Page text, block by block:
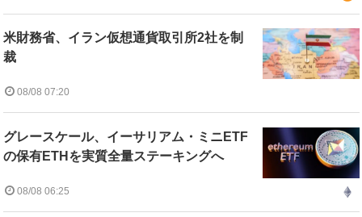
米財務省、イラン仮想通貨取引所2社を制
裁
08/08 07:20
グレースケール、イーサリアム・ミニETF
の保有ETHを実質全量ステーキングへ
08/08 06:25